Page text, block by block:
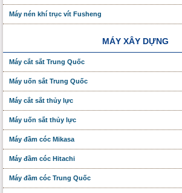
Máy nén khí trục vít Fusheng
MÁY XÂY DỰNG
Máy cắt sắt Trung Quốc
Máy uốn sắt Trung Quốc
Máy cắt sắt thủy lực
Máy uốn sắt thủy lực
Máy đầm cóc Mikasa
Máy đầm cóc Hitachi
Máy đầm cóc Trung Quốc